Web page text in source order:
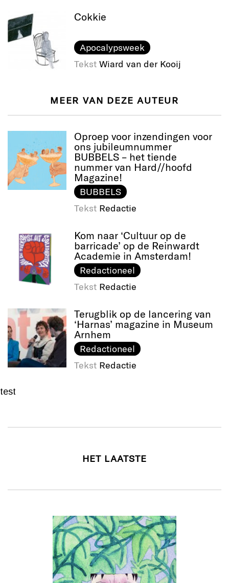
Cokkie
Apocalypsweek
Tekst Wiard van der Kooij
MEER VAN DEZE AUTEUR
Oproep voor inzendingen voor
ons jubileumnummer
BUBBELS – het tiende
nummer van Hard//hoofd
Magazine!
BUBBELS
Tekst Redactie
Kom naar ‘Cultuur op de
barricade’ op de Reinwardt
Academie in Amsterdam!
Redactioneel
Tekst Redactie
Terugblik op de lancering van
‘Harnas’ magazine in Museum
Arnhem
Redactioneel
Tekst Redactie
test
HET LAATSTE